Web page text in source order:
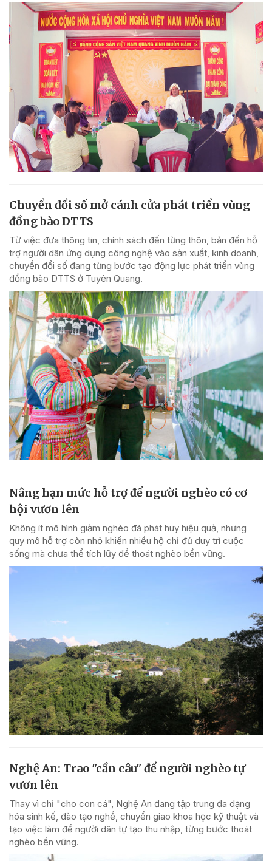
Chuyển đổi số mở cánh cửa phát triển vùng
đồng bào DTTS
Từ việc đưa thông tin, chính sách đến từng thôn, bản đến hỗ
trợ người dân ứng dụng công nghệ vào sản xuất, kinh doanh,
chuyển đổi số đang từng bước tạo động lực phát triển vùng
đồng bào DTTS ở Tuyên Quang.
Nâng hạn mức hỗ trợ để người nghèo có cơ
hội vươn lên
Không ít mô hình giảm nghèo đã phát huy hiệu quả, nhưng
quy mô hỗ trợ còn nhỏ khiến nhiều hộ chỉ đủ duy trì cuộc
sống mà chưa thể tích lũy để thoát nghèo bền vững.
Nghệ An: Trao "cần câu" để người nghèo tự
vươn lên
Thay vì chỉ "cho con cá", Nghệ An đang tập trung đa dạng
hóa sinh kế, đào tạo nghề, chuyển giao khoa học kỹ thuật và
tạo việc làm để người dân tự tạo thu nhập, từng bước thoát
nghèo bền vững.